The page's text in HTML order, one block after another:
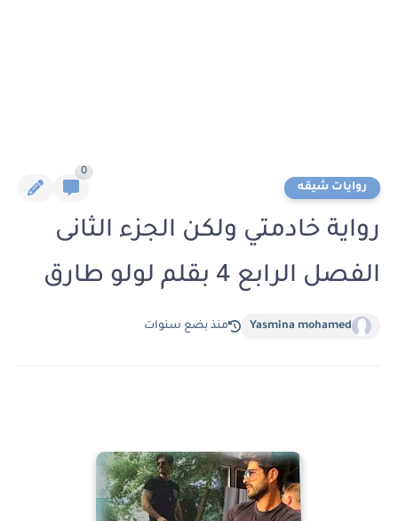
روايات شيقه
0
رواية خادمتي ولكن الجزء الثانى
الفصل الرابع 4 بقلم لولو طارق
Yasmina mohamed منذ بضع سنوات